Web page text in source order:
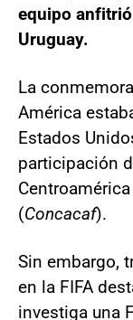
equipo
Uruguay.
La
América
Estados
participación
(Concacaf).
Sin embargo,
en la FIFA
investiga una